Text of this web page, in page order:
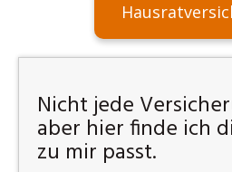
Nicht jede
aber hier finde ich
zu mir passt.